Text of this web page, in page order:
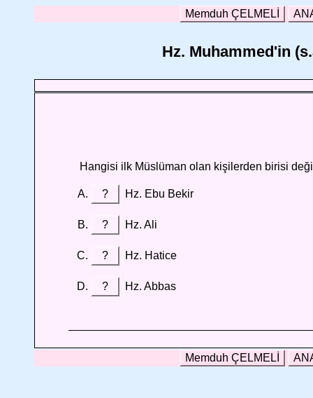
Memduh ÇELMELİ
Hz. Muhammed'in
Hangisi ilk Müslüman olan kişilerden birisi
? Hz. Ebu Bekir
? Hz. Ali
? Hz. Hatice
? Hz. Abbas
Memduh ÇELMELİ